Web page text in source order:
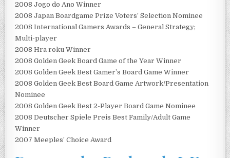
2008 Jogo do Ano Winner
2008 Japan Boardgame Prize Voters’ Selection Nominee
2008 International Gamers Awards – General Strategy;
Multi-player
2008 Hra roku Winner
2008 Golden Geek Board Game of the Year Winner
2008 Golden Geek Best Gamer’s Board Game Winner
2008 Golden Geek Best Board Game Artwork/Presentation
Nominee
2008 Golden Geek Best 2-Player Board Game Nominee
2008 Deutscher Spiele Preis Best Family/Adult Game
Winner
2007 Meeples’ Choice Award